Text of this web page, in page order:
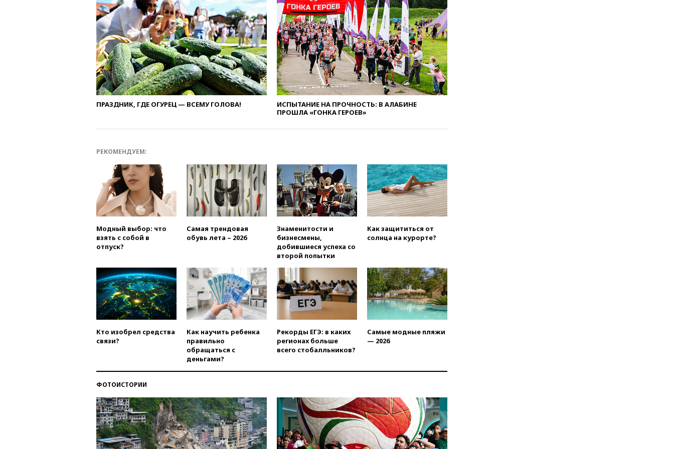
12:30
Российские войска
взяли под контроль село
Анискино в Харьковской
области
12:15Минцифры РФ не
планирует вводить
ограничения на доступ детей
в соцсети
11:58Резаи: Иран не допустит
открытия второго маршрута в
Ормузском проливе
изменить процедуру
банкротства для
пострадавших от атак БПЛА
продавцов
11:38
Шадаев исключил
«Госуслугах»
11:22
При стрельбе в школе в
11:19
Россия рассчитывает
заключить безвизовые
соглашения с Индонезией и
Малайзией
11:04
«Ведомости»: на партию
«Яблоко» ополчились
конкуренты
10:59
раздавать питьевую воду
10:41Бывшая глава брокера
Mind Money Юлия Хандошко
признала свою вину
10:41Пашинян: Армения
понимает невозможность
ПРАЗДНИК, ГДЕ ОГУРЕЦ — ВСЕМУ ГОЛОВА!
ИСПЫТАНИЕ НА ПРОЧНОСТЬ: В АЛАБИНЕ
ПРОШЛА «ГОНКА ГЕРОЕВ»
РЕКОМЕНДУЕМ:
Модный выбор: что
взять с собой в
отпуск?
Самая трендовая
обувь лета – 2026
Знаменитости и
бизнесмены,
добившиеся успеха со
второй попытки
Как защититься от
солнца на курорте?
Кто изобрел средства
связи?
Как научить ребенка
правильно
обращаться с
деньгами?
Рекорды ЕГЭ: в каких
регионах больше
всего стобалльников?
Самые модные пляжи
— 2026
ФОТОИСТОРИИ